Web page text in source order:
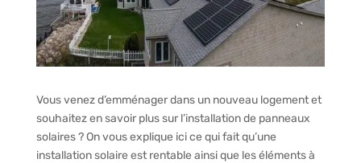
Vous venez d’emménager dans un nouveau logement et
souhaitez en savoir plus sur l’installation de panneaux
solaires ? On vous explique ici ce qui fait qu’une
installation solaire est rentable ainsi que les éléments à